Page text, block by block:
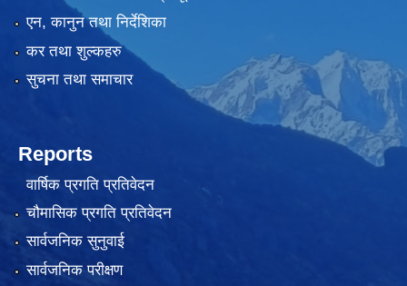
एन, कानुन तथा निर्देशिका
कर तथा शुल्कहरु
सुचना तथा समाचार
Reports
वार्षिक प्रगति प्रतिवेदन
चौमासिक प्रगति प्रतिवेदन
सार्वजनिक सुनुवाई
सार्वजनिक परीक्षण